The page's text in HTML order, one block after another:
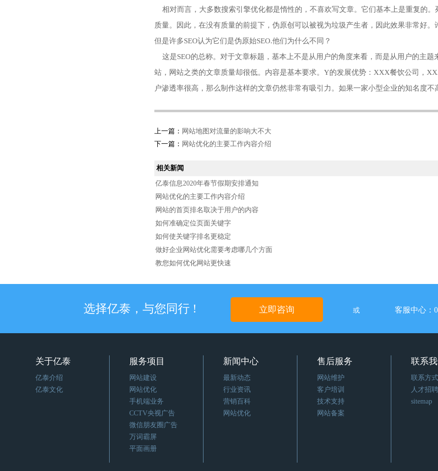
相对而言，大多数搜索引擎优化都是惰性的，不喜欢写文章。它们基本上是重复的
质量。因此，在没有质量的前提下，伪原创可以被视为垃圾产生者，因此效果非常好
但是许多SEO认为它们是伪原始SEO.他们为什么不同？
这是SEO的总称。对于文章标题，基本上不是从用户的角度来看，而是从用户的主题
站，网站之类的文章质量却很低。内容是基本要求。Y的发展优势：XXX餐饮公司，
户渗透率很高，那么制作这样的文章仍然非常有吸引力。如果一家小型企业的知名度不
上一篇： 网站地图对流量的影响大不大
下一篇： 网站优化的主要工作内容介绍
相关新闻
亿泰信息2020年春节假期安排通知
网站优化的主要工作内容介绍
网站的首页排名取决于用户的内容
如何准确定位页面关键字
如何使关键字排名更稳定
做好企业网站优化需要考虑哪几个方面
教您如何优化网站更快速
选择亿泰，与您同行 ! 立即咨询 或 客服中心：
关于亿泰
亿泰介绍
亿泰文化
服务项目
网站建设
网站优化
手机端业务
CCTV央视广告
微信朋友圈广告
万词霸屏
平面画册
新闻中心
最新动态
行业资讯
营销百科
网站优化
售后服务
网站维护
客户培训
技术支持
网站备案
联系
联系方式
人才招聘
sitemap